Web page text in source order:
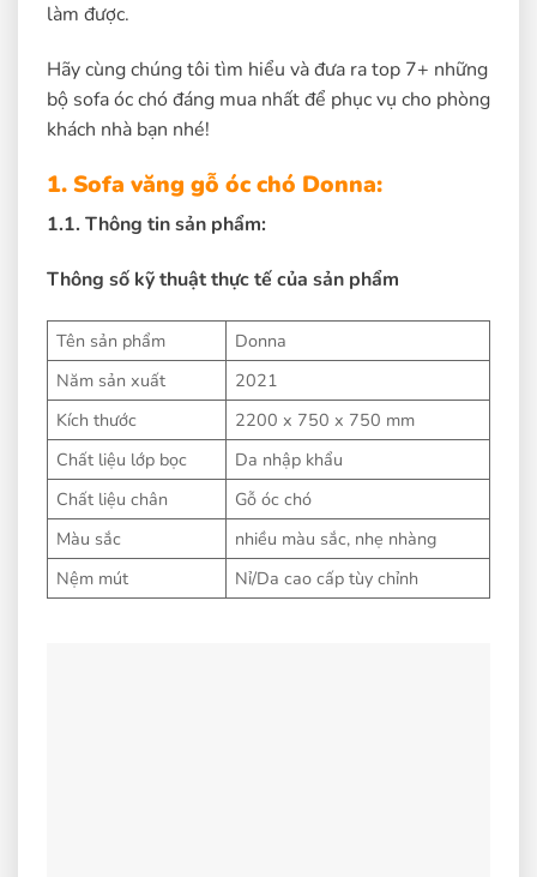
làm được.
Hãy cùng chúng tôi tìm hiểu và đưa ra top 7+ những
bộ sofa óc chó đáng mua nhất để phục vụ cho phòng
khách nhà bạn nhé!
1. Sofa văng gỗ óc chó Donna:
1.1. Thông tin sản phẩm:
Thông số kỹ thuật thực tế của sản phẩm
Tên sản phẩm
Donna
Năm sản xuất
2021
Kích thước
2200 x 750 x 750 mm
Chất liệu lớp bọc
Da nhập khẩu
Chất liệu chân
Gỗ óc chó
Màu sắc
nhiều màu sắc, nhẹ nhàng
Nệm mút
Nỉ/Da cao cấp tùy chỉnh